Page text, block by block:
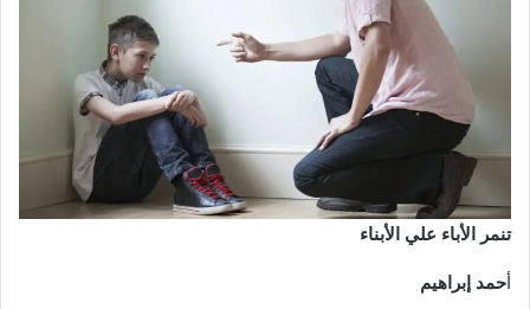
تنمر الأباء علي الأبناء
أحمد إبراهيم